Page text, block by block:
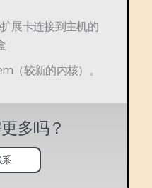
展卡连接到主机的
（较新的内核）。
多吗？
系